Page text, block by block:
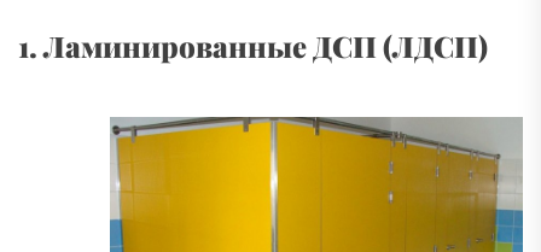
1. Ламинированные ДСП (ЛДСП)